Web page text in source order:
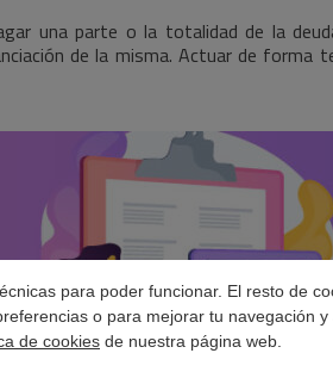
para poder funcionar. El resto de
o para mejorar tu navegación
de cookies de nuestra página web.
una parte o la totalidad de la
de la misma. Actuar de forma